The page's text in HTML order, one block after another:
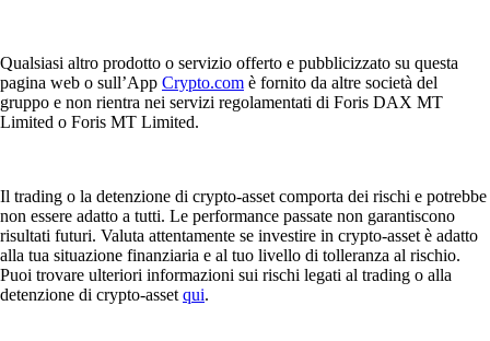
Qualsiasi altro prodotto o servizio offerto e pubblicizzato su questa
pagina web o sull’App Crypto.com è fornito da altre società del
gruppo e non rientra nei servizi regolamentati di Foris DAX MT
Limited o Foris MT Limited.
Il trading o la detenzione di crypto-asset comporta dei rischi e potrebbe
non essere adatto a tutti. Le performance passate non garantiscono
risultati futuri. Valuta attentamente se investire in crypto-asset è adatto
alla tua situazione finanziaria e al tuo livello di tolleranza al rischio.
Puoi trovare ulteriori informazioni sui rischi legati al trading o alla
detenzione di crypto-asset qui.